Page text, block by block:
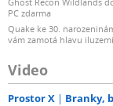
PC zdarma
Quake ke 30.
vám zamotá hlavu iluzemi
Video
Prostor X Branky,